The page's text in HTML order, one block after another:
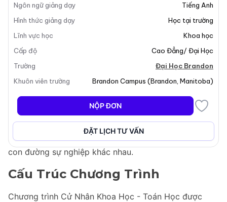
cung cấp cho sinh viên một hiểu biết toàn diện về các
khái niệm toán học và ứng dụng của chúng. Chương
năng giải quyết vấn đề, làm cho nó trở nên lý tưởng
cho những ai yêu thích toán học và sự liên quan của
nó trong nhiều lĩnh vực khác nhau. Khi toán học tiếp
tục gia tăng tầm quan trọng trong các ngành như
chuẩn bị cho sinh viên một tương lai mà trong đó suy
luận toán học là thiết yếu. Sinh viên cũng sẽ khám phá
mối liên hệ giữa toán học và khoa học máy tính, nâng
cao kỹ năng phân tích của họ và chuẩn bị cho nhiều
con đường sự nghiệp khác nhau.
Cấu Trúc Chương Trình
Chương trình Cử Nhân Khoa Học - Toán Học được
Ngôn ngữ giảng dạy
Tiếng Anh
Hình thức giảng dạy
Học tại trường
Lĩnh vực học
Khoa học
Cấp độ
Cao Đẳng/ Đại Học
Trường
Đại Học Brandon
Khuôn viên trường
Brandon Campus (Brandon Manitoba)
NỘP ĐƠN
ĐẶT LỊCH TƯ VẤN